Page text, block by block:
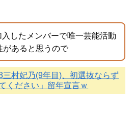
したメンバーで唯一芸能活動
があると思うので
三村妃乃(9年目)、初選抜ならず
ください」留年宣言ｗ